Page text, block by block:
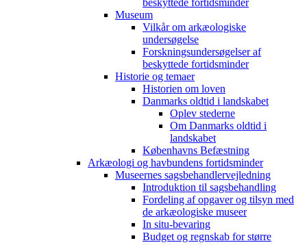
beskyttede fortidsminder
Museum
Vilkår om arkæologiske
undersøgelse
Forskningsundersøgelser af
beskyttede fortidsminder
Historie og temaer
Historien om loven
Danmarks oldtid i landskabet
Oplev stederne
Om Danmarks oldtid i
landskabet
Københavns Befæstning
Arkæologi og havbundens fortidsminder
Museernes sagsbehandlervejledning
Introduktion til sagsbehandling
Fordeling af opgaver og tilsyn med
de arkæologiske museer
In situ-bevaring
Budget og regnskab for større